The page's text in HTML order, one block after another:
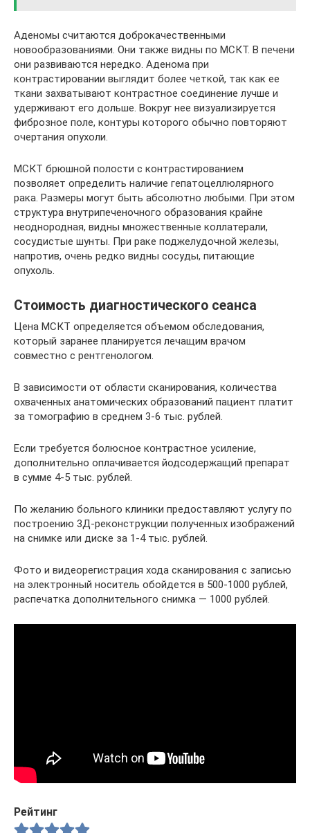
Аденомы считаются доброкачественными
новообразованиями. Они также видны по МСКТ. В печени
они развиваются нередко. Аденома при
контрастировании выглядит более четкой, так как ее
ткани захватывают контрастное соединение лучше и
удерживают его дольше. Вокруг нее визуализируется
фиброзное поле, контуры которого обычно повторяют
очертания опухоли.
МСКТ брюшной полости с контрастированием
позволяет определить наличие гепатоцеллюлярного
рака. Размеры могут быть абсолютно любыми. При этом
структура внутрипеченочного образования крайне
неоднородная, видны множественные коллатерали,
сосудистые шунты. При раке поджелудочной железы,
напротив, очень редко видны сосуды, питающие
опухоль.
Стоимость диагностического сеанса
Цена МСКТ определяется объемом обследования,
который заранее планируется лечащим врачом
совместно с рентгенологом.
В зависимости от области сканирования, количества
охваченных анатомических образований пациент платит
за томографию в среднем 3-6 тыс. рублей.
Если требуется болюсное контрастное усиление,
дополнительно оплачивается йодсодержащий препарат
в сумме 4-5 тыс. рублей.
По желанию больного клиники предоставляют услугу по
построению 3Д-реконструкции полученных изображений
на снимке или диске за 1-4 тыс. рублей.
Фото и видеорегистрация хода сканирования с записью
на электронный носитель обойдется в 500-1000 рублей,
распечатка дополнительного снимка — 1000 рублей.
Рейтинг